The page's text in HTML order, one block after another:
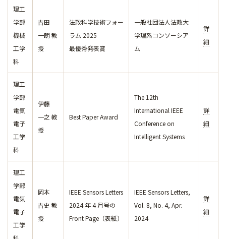
理工
学部
機械
工学
科
吉田
一朗 教
授
法政科学技術フォー
ラム 2025
最優秀発表賞
一般社団法人法政大
学理系コンソーシア
ム
詳
細
理工
学部
電気
電子
工学
科
伊藤
一之 教
授
Best Paper Award
The 12th
International IEEE
Conference on
Intelligent Systems
詳
細
理工
学部
電気
電子
工学
岡本
吉史 教
授
IEEE Sensors Letters
2024 年 4 月号の
Front Page（表紙）
IEEE Sensors Letters,
Vol. 8, No. 4, Apr.
2024
詳
細